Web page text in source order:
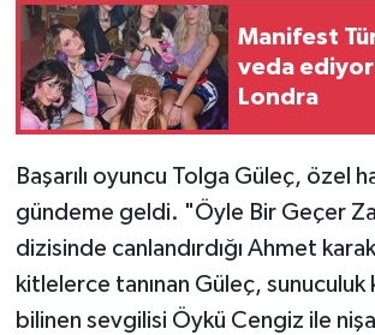
Manifest
veda
Londra
Başarılı oyuncu Tolga Güleç, özel
gündeme geldi. "Öyle Bir Geçer
dizisinde canlandırdığı Ahmet
kitlelerce tanınan Güleç, sunuculuk
bilinen sevgilisi Öykü Cengiz ile